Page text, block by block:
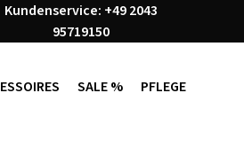
Kundenservice: +49 2043
95719150
SALE % PFLEGE